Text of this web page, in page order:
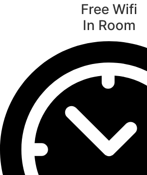
Free Wifi
In Room